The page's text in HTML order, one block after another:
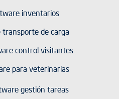
inventarios
transporte de carga
control visitantes
para veterinarias
gestión tareas